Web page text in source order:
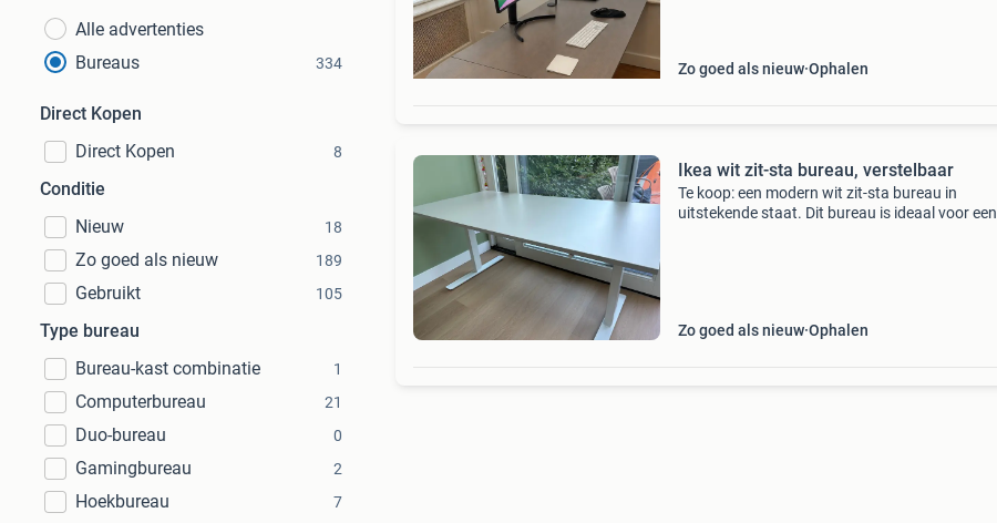
Alle advertenties
Bureaus
334
Direct Kopen
Direct Kopen
8
Conditie
Nieuw
18
Zo goed als nieuw 189
Gebruikt 105
Type bureau
Bureau-kast combinatie
1
Computerbureau 21
Duo-bureau 0
Gamingbureau 2
Hoekbureau 7
Zo goed als nieuw Ophalen
Ikea wit zit-sta bureau, verstelbaar
Te koop: een modern wit zit-sta bureau in
uitstekende staat. Dit bureau is ideaal voor een
Zo goed als nieuw Ophalen